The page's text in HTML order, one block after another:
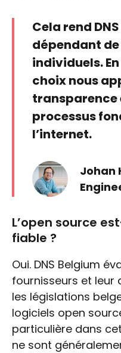
Cela rend
dépendant
individuels.
choix nous
transparence
processus
l’internet.
Johan
L’open source
fiable ?
Oui. DNS Belgium
fournisseurs et leur
les législations
logiciels open
particulière dans
ne sont